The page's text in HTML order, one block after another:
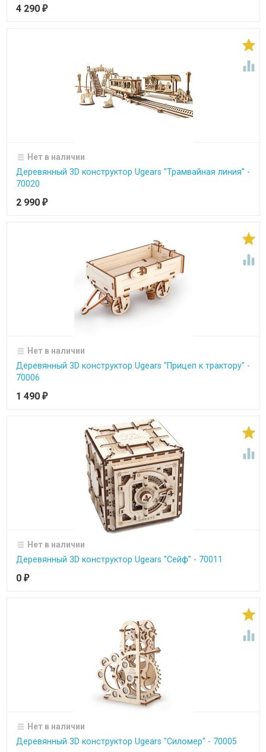
4 290 ₽


Нет в наличии
Деревянный 3D конструктор Ugears "Трамвайная линия" -
70020
2 990 ₽


Нет в наличии
Деревянный 3D конструктор Ugears "Прицеп к трактору" -
70006
1 490 ₽


Нет в наличии
Деревянный 3D конструктор Ugears "Сейф" - 70011
0 ₽


Нет в наличии
Деревянный 3D конструктор Ugears "Силомер" - 70005